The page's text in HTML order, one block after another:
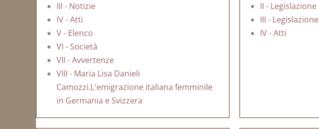
III - Notizie
IV - Atti
V - Elenco
VI - Società
VII - Avvertenze
VIII - Maria Lisa Danieli
Camozzi.L'emigrazione italiana femminile
in Germania e Svizzera
II - Legislazione
III - Legislazione
IV - Atti